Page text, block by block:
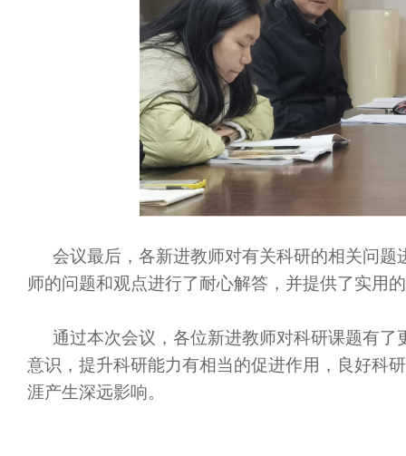
会议最后，各新进教师对有关科研的相关问
师的问题和观点进行了耐心解答，并提供了实用
通过本次会议，各位新进教师对科研课题有
意识，提升科研能力有相当的促进作用，良好科
涯产生深远影响。